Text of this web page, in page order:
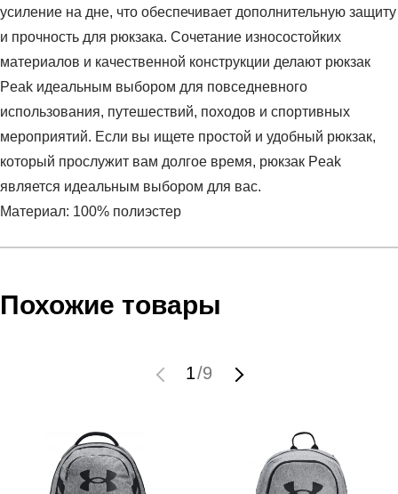
усиление на дне, что обеспечивает дополнительную защиту
и прочность для рюкзака. Сочетание износостойких
материалов и качественной конструкции делают рюкзак
Peak идеальным выбором для повседневного
использования, путешествий, походов и спортивных
мероприятий. Если вы ищете простой и удобный рюкзак,
который прослужит вам долгое время, рюкзак Peak
является идеальным выбором для вас.
Материал: 100% полиэстер
Пол:унисекс
100% полиэстер
Срок отгрузки:3-4 рабочих дня
Инструкция по оплате есть в самом конце счета, который
мы не увидим Вашу оплату.
Самовывоз в Москве.
Доставка по России всеми транспортными ТК, а также с
Похожие товары
1/9